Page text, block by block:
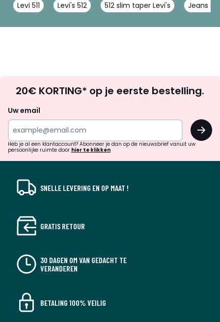
Levi 511 Levi's 512 512 slim taper Levi's Jeans
zoek
inspiratie
verrassingen?
20€ KORTING* op je eerste bestelling.
Uw email
OK
Heb je al een klantaccount? Abonneer je dan op de nieuwsbrief vanuit uw
persoonlijke ruimte door hier te klikken
SNELLE LEVERING EN OP MAAT !
GRATIS RETOUR
30 DAGEN OM VAN GEDACHT TE
VERANDEREN
BETALING 100% VEILIG